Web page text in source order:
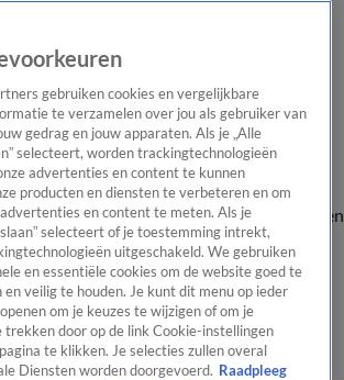
Uitzendingen Onze gezichten
In de
Uitzending
Veelgestelde vragenKijkersvraag insturen
InsideDe OranjezomerShopUitzending
gebruiken cookies en vergelijkbare
te verzamelen over jou als gebruiker van
gedrag en jouw apparaten. Als je „Alle
selecteert, worden trackingtechnologieën
advertenties en content te kunnen
producten en diensten te verbeteren en om
en content te meten. Als je
selecteert of je toestemming intrekt,
uitgeschakeld. We gebruiken
en essentiële cookies om de website goed te
en veilig te houden. Je kunt dit menu op ieder
om je keuzes te wijzigen of om je
door op de link Cookie-instellingen
te klikken. Je selecties zullen overal
Diensten worden doorgevoerd. Raadpleeg